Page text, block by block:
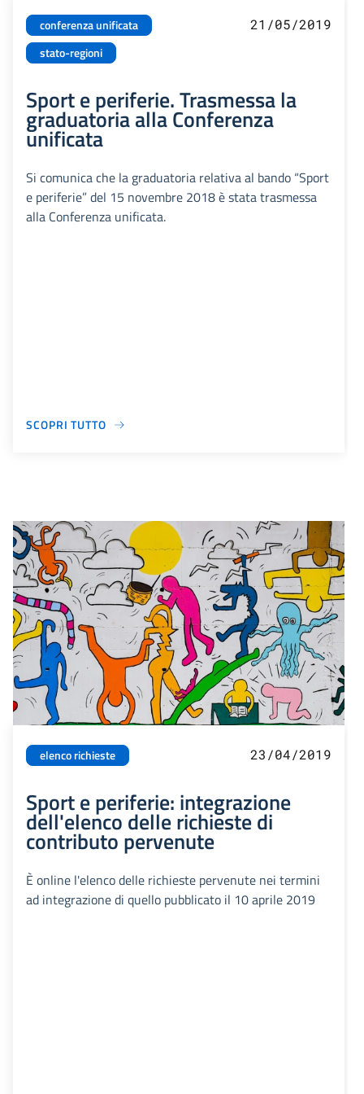
conferenza unificata
stato-regioni
21/05/2019
Sport e periferie. Trasmessa la
graduatoria alla Conferenza
unificata
Si comunica che la graduatoria relativa al bando “Sport
e periferie” del 15 novembre 2018 è stata trasmessa
alla Conferenza unificata.
SCOPRI TUTTO
elenco richieste 23/04/2019
Sport e periferie: integrazione
dell'elenco delle richieste di
contributo pervenute
È online l'elenco delle richieste pervenute nei termini
ad integrazione di quello pubblicato il 10 aprile 2019